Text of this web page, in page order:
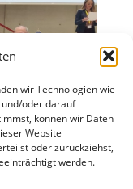
wir Technologien wie
oder darauf
können wir Daten
Website
oder zurückziehst,
werden.